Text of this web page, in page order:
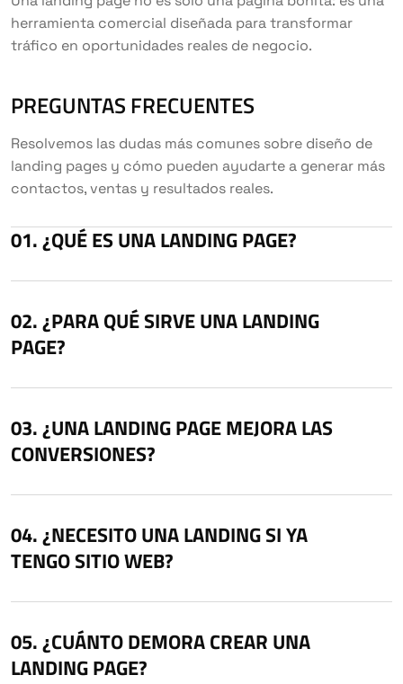
herramienta comercial diseñada para transformar
tráfico en oportunidades reales de negocio.
PREGUNTAS FRECUENTES
Resolvemos las dudas más comunes sobre diseño de
landing pages y cómo pueden ayudarte a generar más
contactos, ventas y resultados reales.
¿QUÉ ES UNA LANDING PAGE?
¿PARA QUÉ SIRVE UNA LANDING
PAGE?
¿UNA LANDING PAGE MEJORA LAS
CONVERSIONES?
¿NECESITO UNA LANDING SI YA
TENGO SITIO WEB?
¿CUÁNTO DEMORA CREAR UNA
LANDING PAGE?